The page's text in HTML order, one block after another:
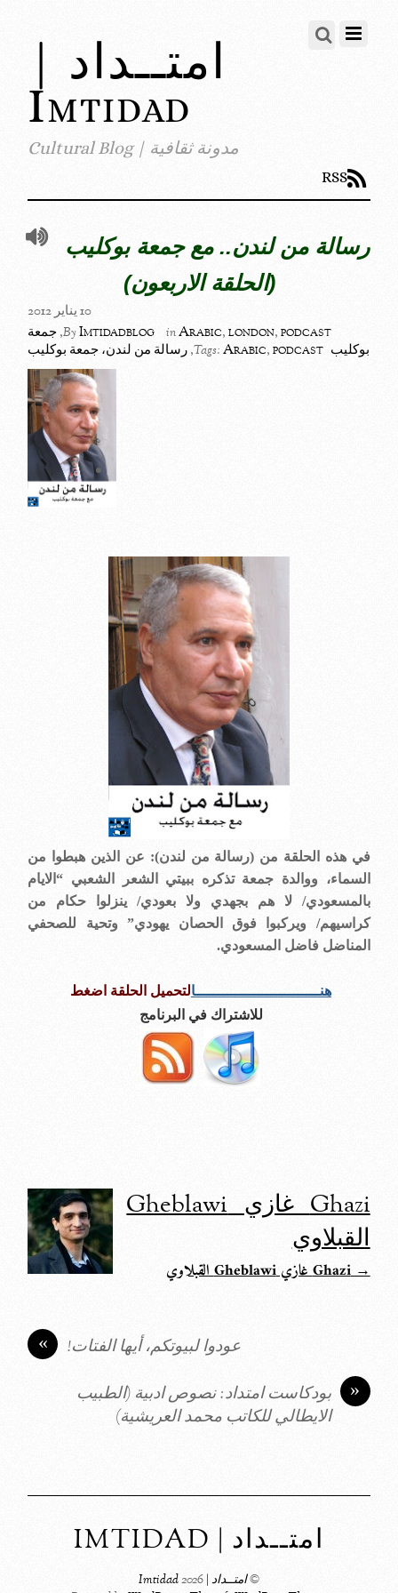
امتــداد |
Imtidad
مدونة ثقافية | Cultural Blog
RSS
رسالة من لندن.. مع جمعة بوكليب
(الحلقة الاربعون)
10 يناير 2012
ByImtidadblog inArabic,london,podcast
,جمعة
بوكليب
Tags: Arabic,podcast
,رسالة من لندن، جمعة بوكليب
في هذه الحلقة من (رسالة من لندن): عن الذين هبطوا من
السماء، ووالدة جمعة تذكره ببيتي الشعر الشعبي “الايام
بالمسعودي/ لا هم بجهدي ولا بعودي/ ينزلوا حكام من
كراسيهم/ ويركبوا فوق الحصان يهودي” وتحية للصحفي
المناضل فاضل المسعودي.
لتحميل الحلقة اضغطهنــــــــــــــــــــــــــــا
للاشتراك في البرنامج
Ghazi غازي Gheblawi
القبلاوي
→ Ghazi غازي Gheblawi القبلاوي
« عودوا لبيوتكم، أيها الفتات!
»
بودكاست امتداد: نصوص ادبية (الطبيب
الايطالي للكاتب محمد العريشية)
امتــداد | IMTIDAD
©امتــداد | Imtidad 2026